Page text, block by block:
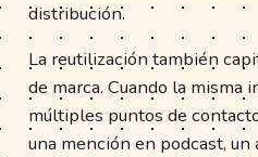
distribución.
La reutilización también
de marca. Cuando la misma
múltiples puntos de
una mención en podcast,